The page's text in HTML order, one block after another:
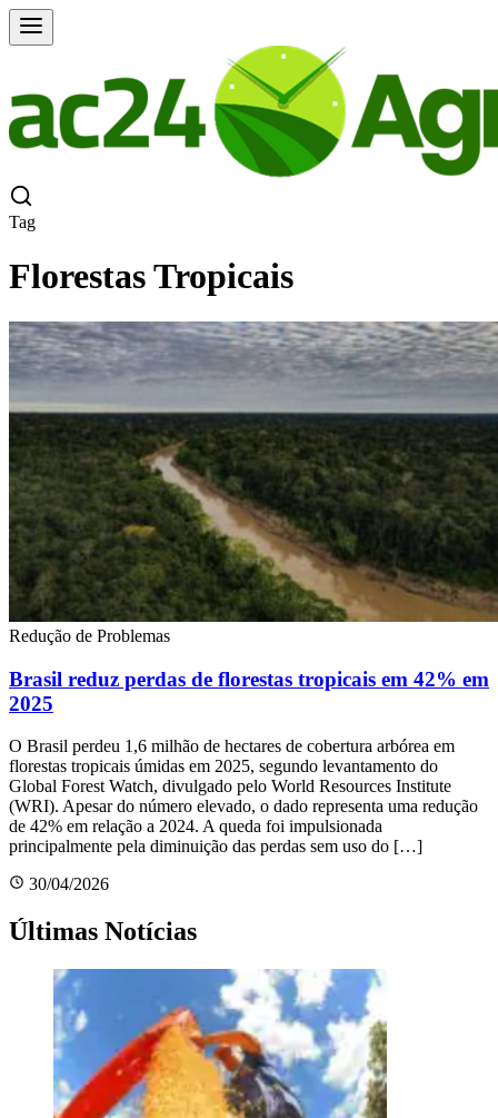
Tag
Florestas Tropicais
Redução de Problemas
Brasil reduz perdas de florestas tropicais em 42% em
2025
O Brasil perdeu 1,6 milhão de hectares de cobertura arbórea em
florestas tropicais úmidas em 2025, segundo levantamento do
Global Forest Watch, divulgado pelo World Resources Institute
(WRI). Apesar do número elevado, o dado representa uma redução
de 42% em relação a 2024. A queda foi impulsionada
principalmente pela diminuição das perdas sem uso do […]
30/04/2026
Últimas Notícias